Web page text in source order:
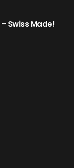
Swiss Made!